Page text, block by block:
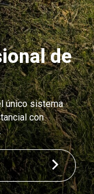
de
único sistema
con